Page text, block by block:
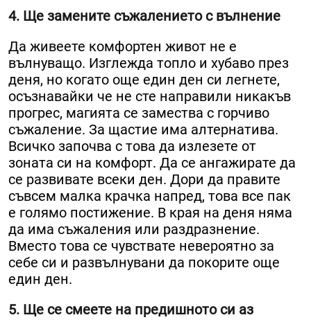
4. Ще замените съжалението с вълнение
Да живеете комфортен живот не е
вълнуващо. Изглежда топло и хубаво през
деня, но когато още един ден си легнете,
осъзнавайки че не сте направили никакъв
прогрес, магията се замества с горчиво
съжаление. За щастие има алтернатива.
Всичко започва с това да излезете от
зоната си на комфорт. Да се ангажирате да
се развивате всеки ден. Дори да правите
съвсем малка крачка напред, това все пак
е голямо постижение. В края на деня няма
да има съжаления или раздразнение.
Вместо това се чувствате невероятно за
себе си и развълнувани да покорите още
един ден.
5. Ще се смеете на предишното си аз